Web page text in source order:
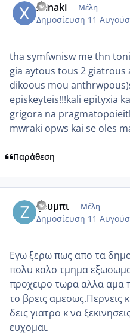
xtinaki Μέλη
Δημοσίευση 11
tha symfwnisw me thn
gia aytous tous 2
dikoous mou
episkeyteis!!!kali epityxia
grigora na
mwraki opws kai se oles
Παράθεση
ζουμπι Μέλη
Δημοσίευση 11
Εγω ξερω πως απο τα
πολυ καλο τμημα
προχειρο τωρα αλλα αμα
το βρεις αμεσως.Περνεις
δεις γιατρο κ να
ευχομαι.